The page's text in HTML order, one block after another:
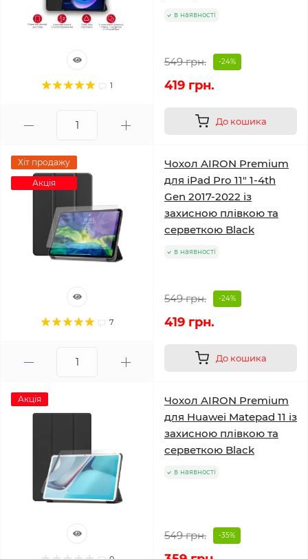
1
в наявності
549 грн. -24%
419 грн.
До кошика
Хіт продажу
Акція
7
Чохол AIRON Premium
для iPad Pro 11" 1-4th
Gen 2017-2022 із
захисною плівкою та
серветкою Black
в наявності
549 грн. -24%
419 грн.
До кошика
Акція
Чохол AIRON Premium
для Huawei Matepad 11 із
захисною плівкою та
серветкою Black
в наявності
549 грн. -35%